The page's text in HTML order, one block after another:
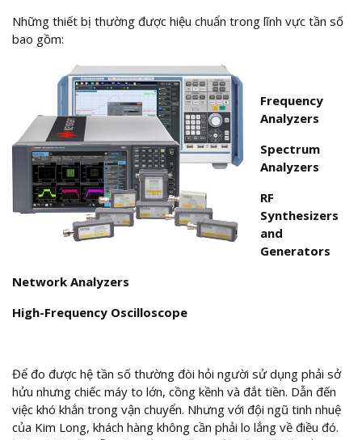
Những thiết bị thường được hiệu chuẩn trong lĩnh vực tần số
bao gồm:
Frequency
Analyzers
Spectrum
Analyzers
RF
Synthesizers
and
Generators
Network Analyzers
High-Frequency Oscilloscope
Để đo được hệ tần số thường đòi hỏi người sử dụng phải sở
hửu nhưng chiếc máy to lớn, cồng kềnh và đắt tiền. Dẫn đến
việc khó khắn trong vận chuyển. Nhưng với đội ngũ tinh nhuệ
của Kim Long, khách hàng không cần phải lo lắng về điều đó.